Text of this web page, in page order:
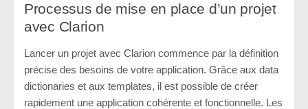
Processus de mise en place d’un projet
avec Clarion
Lancer un projet avec Clarion commence par la définition
précise des besoins de votre application. Grâce aux data
dictionaries et aux templates, il est possible de créer
rapidement une application cohérente et fonctionnelle. Les